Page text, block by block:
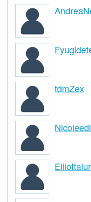
tdmZex